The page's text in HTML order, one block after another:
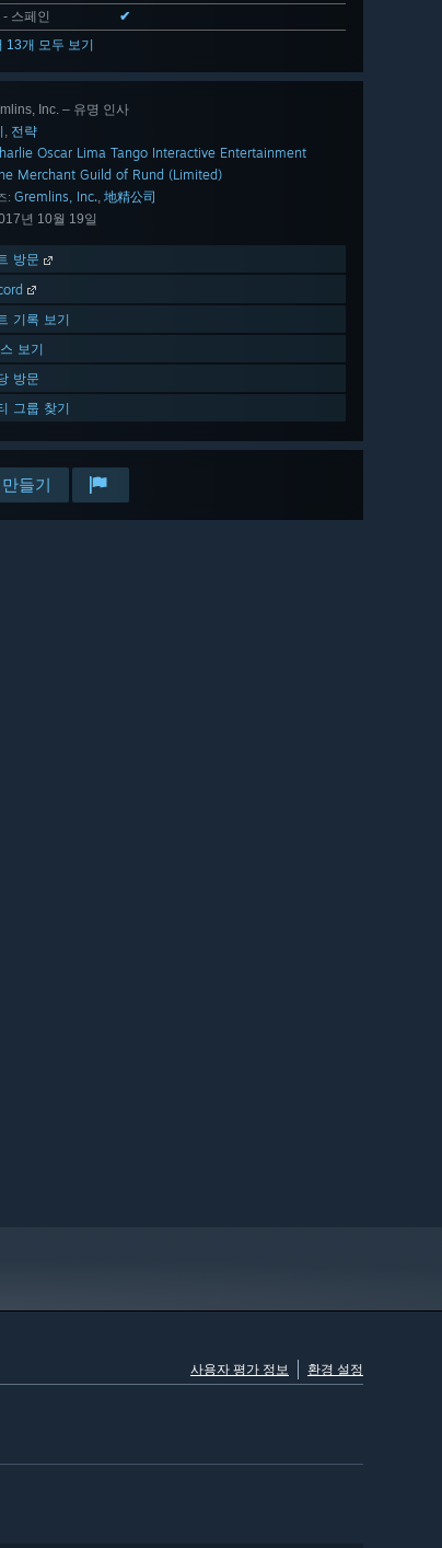
스페인
✔
13개 모두 보기
Inc. – 유명 인사
, 전략
Oscar Lima Tango Interactive Entertainment
Merchant Guild of Rund (Limited)
: Gremlins, Inc., 地精公司
년 10월 19일
방문
기록 보기
보기
방문
그룹 찾기
들기
사용자 평가 정보 환경 설정